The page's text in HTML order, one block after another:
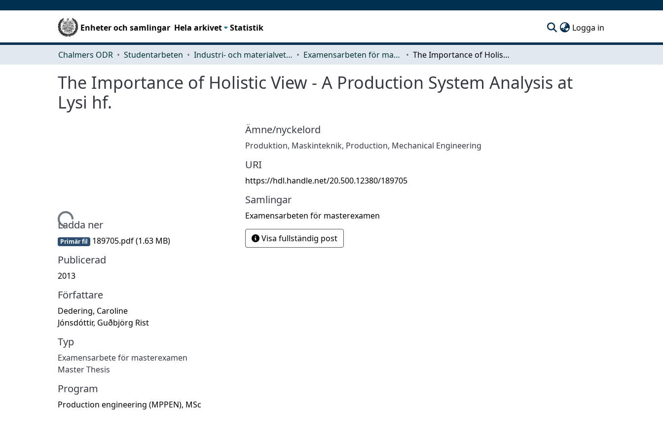
Enheter och samlingar Hela arkivet Statistik Logga in
Chalmers ODR Studentarbeten Industri- och materialvetenskap (IMS) Examensarbeten för masterexamen The Importance of Holistic View - A Production System Analysis at Lysi hf.
The Importance of Holistic View - A Production System Analysis at
Lysi hf.
Hämtar...
Ladda ner
Primär fil 189705.pdf(1.63 MB)
Publicerad
2013
Författare
Dedering, Caroline
Jónsdóttir, Guðbjörg Rist
Typ
Examensarbete för masterexamen
Master Thesis
Program
Production engineering (MPPEN), MSc
Ämne/nyckelord
Produktion, Maskinteknik, Production, Mechanical Engineering
URI
https://hdl.handle.net/20.500.12380/189705
Samlingar
Examensarbeten för masterexamen
Visa fullständig post